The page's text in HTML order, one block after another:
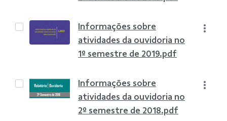
Informações sobre
atividades da ouvidoria no
1º semestre de 2019.pdf
Informações sobre
atividades da ouvidoria no
2º semestre de 2018.pdf